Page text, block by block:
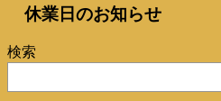
休業日のお知らせ
検索